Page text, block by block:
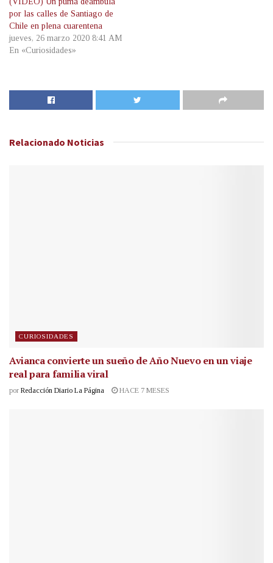
por las calles de Santiago de
Chile en plena cuarentena
jueves, 26 marzo 2020 8:41 AM
En «Curiosidades»
Relacionado Noticias
CURIOSIDADES
Avianca convierte un sueño de Año Nuevo en un viaje
real para familia viral
por Redacción Diario La Página HACE 7 MESES